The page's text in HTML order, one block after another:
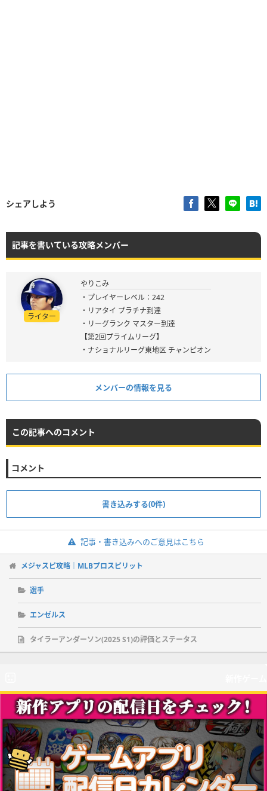
シェアしよう
記事を書いている攻略メンバー
ライター
やりこみ
・プレイヤーレベル：242
・リアタイ プラチナ到達
・リーグランク マスター到達
【第2回プライムリーグ】
・ナショナルリーグ東地区 チャンピオン
メンバーの情報を見る
この記事へのコメント
コメント
書き込みする(0件)
記事・書き込みへのご意見はこちら
メジャスピ攻略｜MLBプロスピリット
選手
エンゼルス
タイラーアンダーソン(2025 S1)の評価とステータス